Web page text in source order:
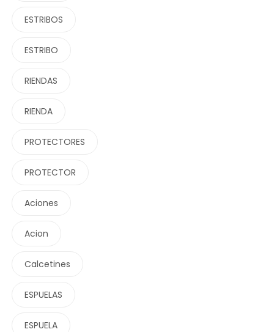
ESTRIBOS
ESTRIBO
RIENDAS
RIENDA
PROTECTORES
PROTECTOR
Aciones
Acion
Calcetines
ESPUELAS
ESPUELA